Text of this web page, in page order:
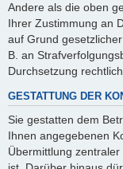
Andere als die oben
Ihrer Zustimmung an
auf Grund
B. an
Durchsetzung
GESTATTUNG DER
Sie gestatten dem
Ihnen angegebenen
Übermittlung